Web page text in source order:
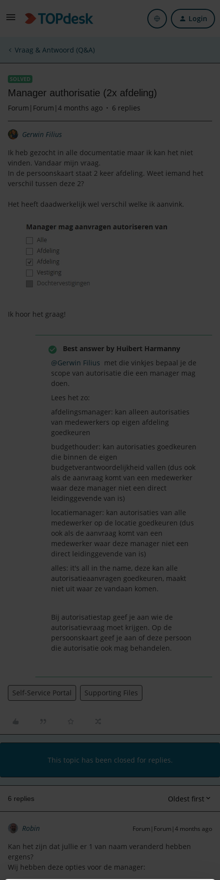
Login
Vraag & Antwoord (Q&A)
SOLVED
Manager authorisatie (2x afdeling)
Forum|Forum|4 months ago 6 replies
Gerwin Filius
Ik heb gezocht in alle documentatie maar ik kan het niet
vinden. Vandaar mijn vraag.
In de persoonskaart staat 2 keer afdeling. Weet iemand het
verschil tussen deze 2?
Het heeft daadwerkelijk wel verschil welke ik aanvink.
Ik hoor het graag!
Best answer by Huibert Harmanny
@Gerwin Filius met die vinkjes bepaal je de
scope van autorisatie die een manager mag
doen.
Lees het zo:
afdelingsmanager: kan alleen autorisaties
van medewerkers op eigen afdeling
goedkeuren
budgethouder: kan autorisaties goedkeuren
die binnen de eigen
budgetverantwoordelijkheid vallen (dus ook
als de aanvraag komt van een medewerker
waar deze manager niet een direct
leidinggevende van is)
locatiemanager: kan autorisaties van alle
medewerker op de locatie goedkeuren (dus
ook als de aanvraag komt van een
medewerker waar deze manager niet een
direct leidinggevende van is)
alles: it's all in the name, deze kan alle
autorisatieaanvragen goedkeuren, maakt
niet uit waar ze vandaan komen.
Bij autorisatiestap geef je aan wie de
autorisatievraag moet krijgen. Op de
persoonskaart geef je aan of deze persoon
die autorisatie ook mag behandelen.
Self-Service Portal Supporting Files
This topic has been closed for replies.
6 replies Oldest first
Robin Forum|Forum|4 months ago
Kan het zijn dat jullie er 1 van naam veranderd hebben
ergens?
Wij hebben deze opties voor de manager: